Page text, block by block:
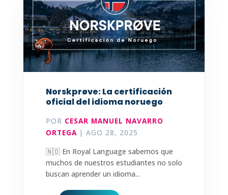
Norskprøve: La certificación
oficial del idioma noruego
POR CESAR MANUEL NAVARRO
ORTEGA| AGO 28, 2025
🇳🇴 En Royal Language sabemos que
muchos de nuestros estudiantes no solo
buscan aprender un idioma...